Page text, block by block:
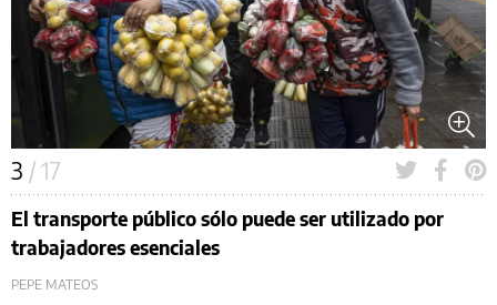
3 / 17
El transporte público sólo puede ser utilizado por
trabajadores esenciales
PEPE MATEOS